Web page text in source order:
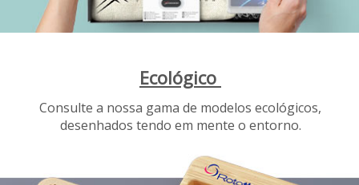
Ecológico
Consulte a nossa gama de modelos ecológicos,
desenhados tendo em mente o entorno.